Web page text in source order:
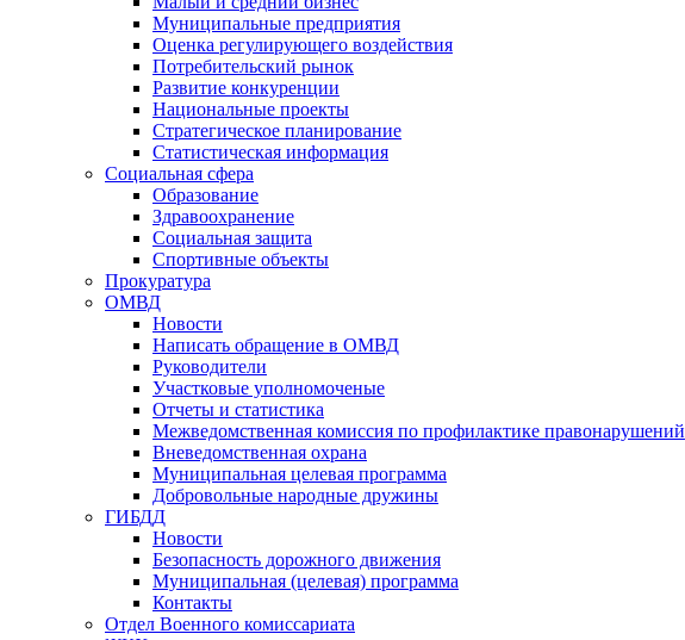
Муниципальные предприятия
Оценка регулирующего воздействия
Потребительский рынок
Развитие конкуренции
Национальные проекты
Стратегическое планирование
Статистическая информация
Социальная сфера
Образование
Здравоохранение
Социальная защита
Спортивные объекты
Прокуратура
ОМВД
Новости
Написать обращение в ОМВД
Руководители
Участковые уполномоченые
Отчеты и статистика
Межведомственная комиссия по профилактике правонарушений
Вневедомственная охрана
Муниципальная целевая программа
Добровольные народные дружины
ГИБДД
Новости
Безопасность дорожного движения
Муниципальная (целевая) программа
Контакты
Отдел Военного комиссариата